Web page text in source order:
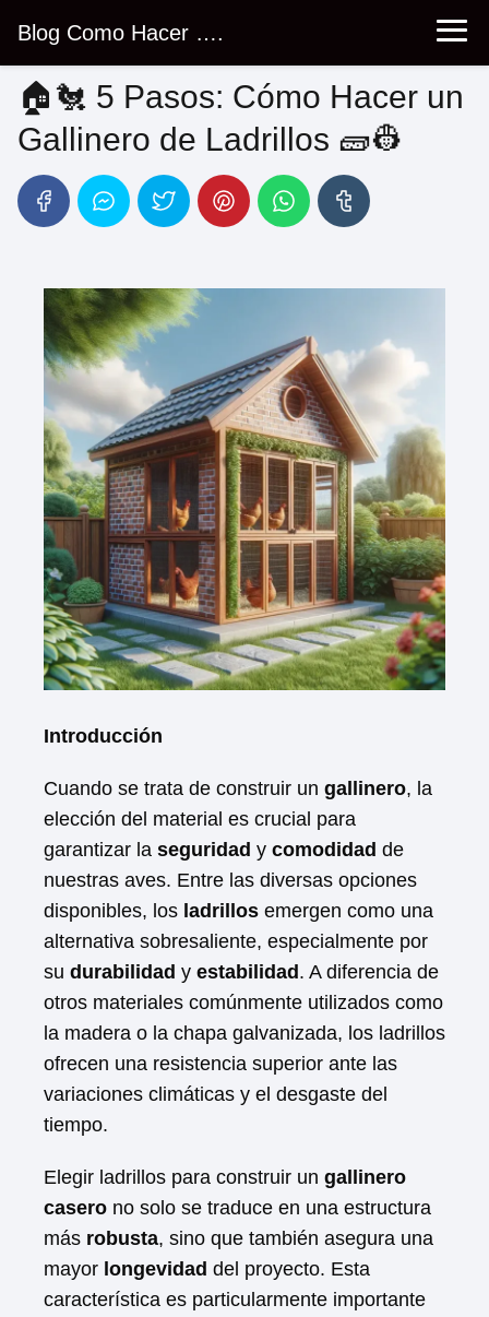
Blog Como Hacer ….
🏠🐔 5 Pasos: Cómo Hacer un
Gallinero de Ladrillos 🧱👷
Introducción
Cuando se trata de construir un gallinero, la
elección del material es crucial para
garantizar la seguridad y comodidad de
nuestras aves. Entre las diversas opciones
disponibles, los ladrillos emergen como una
alternativa sobresaliente, especialmente por
su durabilidad y estabilidad . A diferencia de
otros materiales comúnmente utilizados como
la madera o la chapa galvanizada, los ladrillos
ofrecen una resistencia superior ante las
variaciones climáticas y el desgaste del
tiempo.
Elegir ladrillos para construir un gallinero
casero no solo se traduce en una estructura
más robusta, sino que también asegura una
mayor longevidad del proyecto. Esta
característica es particularmente importante